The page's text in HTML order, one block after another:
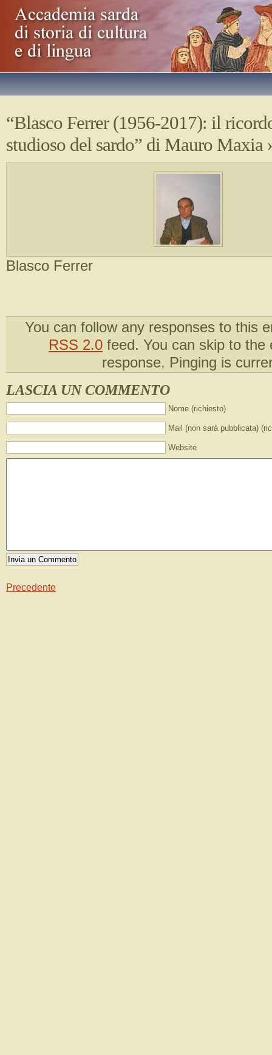
“Blasco Ferrer (1956-2017): il
studioso del sardo” di Mauro Maxia
Blasco Ferrer
You can follow any responses to this
RSS 2.0 feed. You can skip to the
response. Pinging is
LASCIA UN COMMENTO
Nome (richiesto)
Mail (non sarà pubblicata)
Website
Precedente